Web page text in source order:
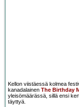
Kellon viistäessä kolmea
kanadalainen The Birthday
yleisömäärässä, sillä ensi
täyttyä.